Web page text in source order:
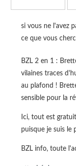
si vous ne l'avez
ce que vous
BZL 2 en 1 :
vilaines traces
au plafond !
sensible pour la
Ici, tout est
puisque je suis le
BZL info, toute